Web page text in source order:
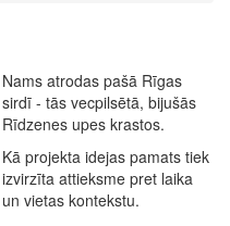
Nams atrodas pašā Rīgas
sirdī - tās vecpilsētā, bijušās
Rīdzenes upes krastos.
Kā projekta idejas pamats tiek
izvirzīta attieksme pret laika
un vietas kontekstu.